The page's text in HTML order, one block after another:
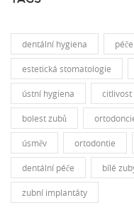
dentální hygiena
estetická stomatologie
ústní hygiena citlivost
bolest zubů
úsměv ortodontie
dentální péče bílé
zubní implantáty